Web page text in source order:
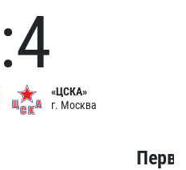
«ЦСКА»
г. Москва